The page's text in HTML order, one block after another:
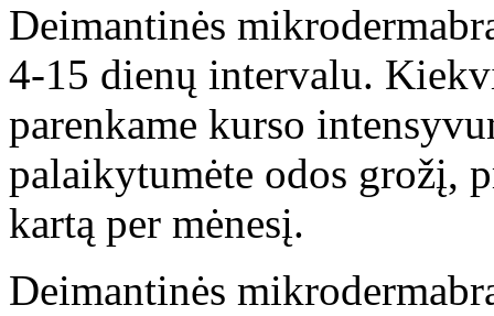
Deimantinės
4-15 dienų intervalu.
parenkame kurso
palaikytumėte odos grožį,
kartą per mėnesį.
Deimantinės